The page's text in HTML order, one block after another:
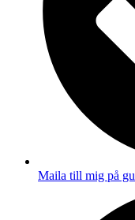
Maila till mig på